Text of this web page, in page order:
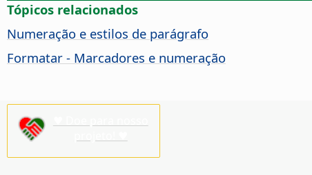
Tópicos relacionados
Numeração e estilos de parágrafo
Formatar - Marcadores e numeração